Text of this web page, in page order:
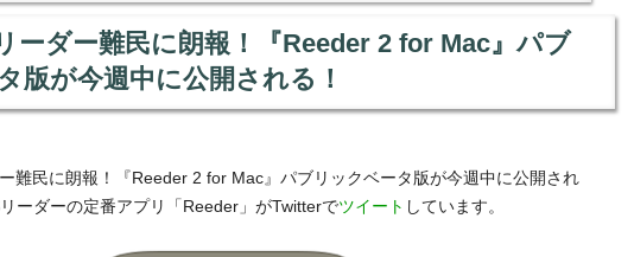
ーダー難民に朗報！『Reeder 2 for Mac』パブ
版が今週中に公開される！
難民に朗報！『Reeder 2 for Mac』パブリックベータ版が今週中に公開され
ーダーの定番アプリ「Reeder」がTwitterでツイート しています。